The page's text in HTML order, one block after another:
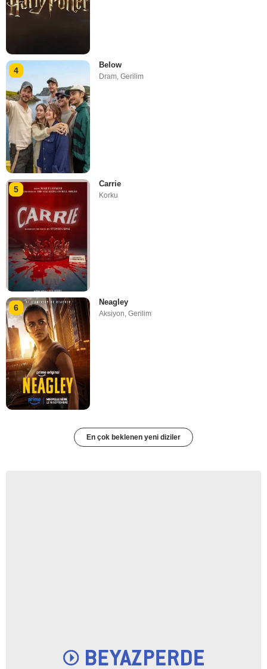
4
Below
Dram,Gerilim
5
Carrie
Korku
6
Neagley
Aksiyon,Gerilim
En çok beklenen yeni diziler